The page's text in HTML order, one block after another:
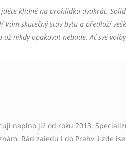
jděte klidně na prohlídku dvakrát.
skutečný stav bytu a předloží
nikdy opakovat nebude. Ať své
naplno již od roku 2013.
Rád zajedu i do Prahy, i zde